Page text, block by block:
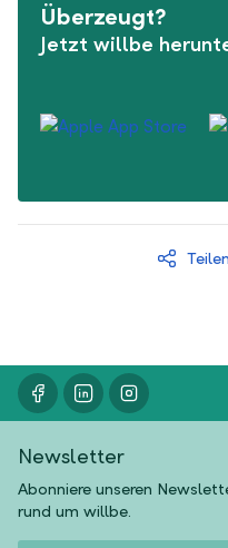
Überzeugt?
Jetzt willbe
Teilen
Newsletter
Abonniere unseren
rund um willbe.